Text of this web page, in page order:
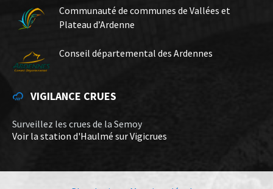
Communauté de communes de Vallées et
Plateau d’Ardenne
Conseil départemental des Ardennes
VIGILANCE CRUES
Surveillez les crues de la Semoy
Voir la station d'Haulmé sur Vigicrues